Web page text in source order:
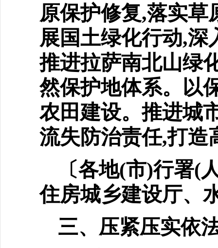
原保护修复,落实草
展国土绿化行动,深
推进拉萨南北山绿
然保护地体系。以
农田建设。推进城
流失防治责任,打造
〔各地(市)行署(
住房城乡建设厅、
三、压紧压实依